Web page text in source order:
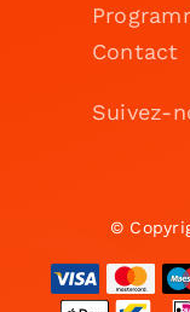
Contact
Suivez-
©